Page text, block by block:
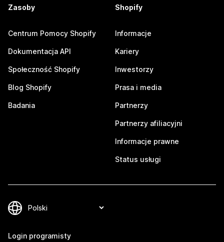
Zasoby
Centrum Pomocy Shopify
Dokumentacja API
Społeczność Shopify
Blog Shopify
Badania
Shopify
Informacje
Kariery
Inwestorzy
Prasa i media
Partnerzy
Partnerzy afiliacyjni
Informacje prawne
Status usługi
Login programisty